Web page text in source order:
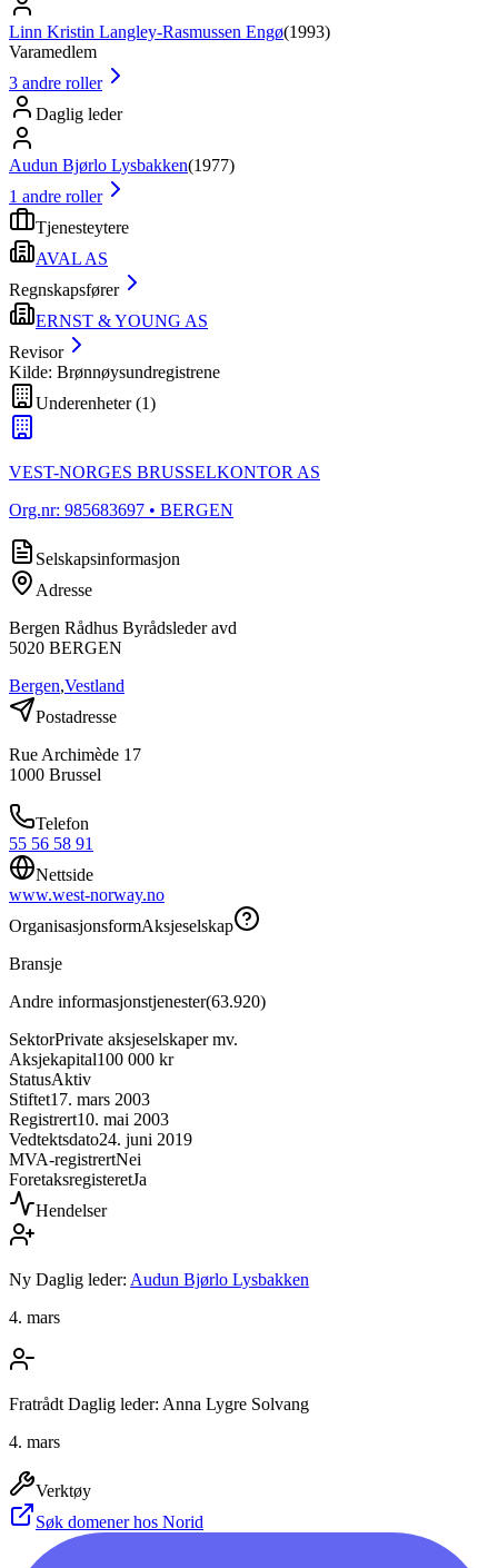
Linn Kristin Langley-Rasmussen Engø(1993)
Varamedlem
3 andre roller
Daglig leder
Audun Bjørlo Lysbakken(1977)
1 andre roller
Tjenesteytere
AVAL AS
Regnskapsfører
ERNST & YOUNG AS
Revisor
Kilde: Brønnøysundregistrene
Underenheter(1)
VEST-NORGES BRUSSELKONTOR AS
Org.nr: 985683697 • BERGEN
Selskapsinformasjon
Adresse
Bergen Rådhus Byrådsleder avd
5020 BERGEN
Bergen,Vestland
Postadresse
Rue Archimède 17
1000 Brussel
Telefon
55 56 58 91
Nettside
www.west-norway.no
OrganisasjonsformAksjeselskap
Bransje
Andre informasjonstjenester(63.920)
SektorPrivate aksjeselskaper mv.
Aksjekapital100 000 kr
StatusAktiv
Stiftet17. mars 2003
Registrert10. mai 2003
Vedtektsdato24. juni 2019
MVA-registrertNei
ForetaksregisteretJa
Hendelser
Ny Daglig leder: Audun Bjørlo Lysbakken
4. mars
Fratrådt Daglig leder: Anna Lygre Solvang
4. mars
Verktøy
Søk domener hos Norid